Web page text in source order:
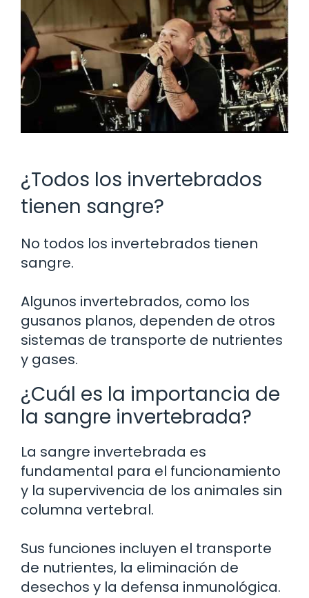
¿Todos los invertebrados
tienen sangre?
No todos los invertebrados tienen
sangre.
Algunos invertebrados, como los
gusanos planos, dependen de otros
sistemas de transporte de nutrientes
y gases.
¿Cuál es la importancia de
la sangre invertebrada?
La sangre invertebrada es
fundamental para el funcionamiento
y la supervivencia de los animales sin
columna vertebral.
Sus funciones incluyen el transporte
de nutrientes, la eliminación de
desechos y la defensa inmunológica.